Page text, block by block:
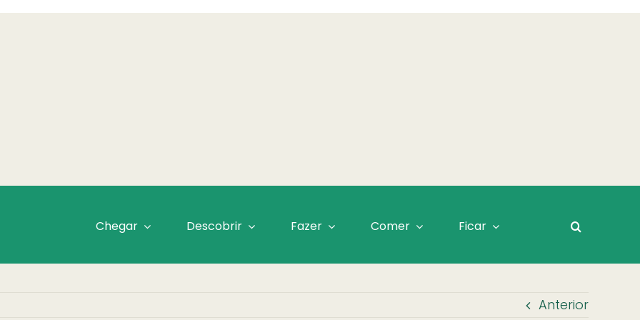
Chegar Descobrir Fazer Comer Ficar
Anterior